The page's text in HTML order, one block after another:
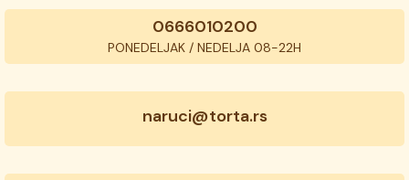
0666010200
PONEDELJAK / NEDELJA 08-22H
naruci@torta.rs